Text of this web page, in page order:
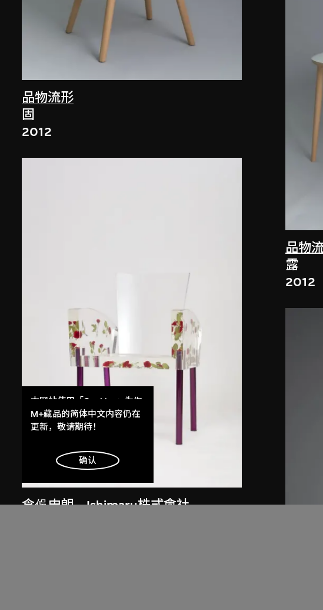
品物流形
固
2012
倉俁史朗、Ishimaru株式會社
品物
露
2012
本网站使用「Cookies」为你
提供最好的网站体验。
了解更多
明白
M+藏品的简体中文内容仍在
更新，敬请期待！
确认